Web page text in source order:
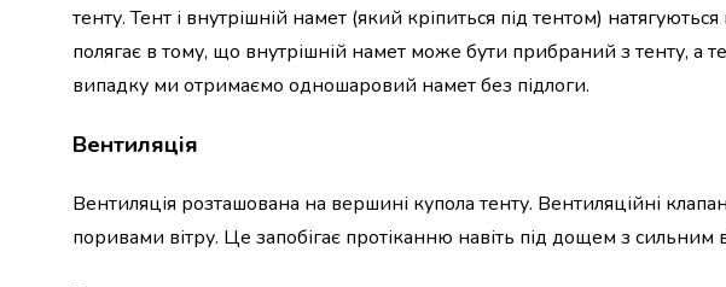
Пшоно
Консервовані
продукти
консерви
Овочева
М'ясні
консерви
тенту. Тент і внутрішній намет (який кріпиться під тентом)
полягає в тому, що внутрішній намет може бути прибраний з тенту, а
випадку ми отримаємо одношаровий намет без підлоги.
Вентиляція
Вентиляція розташована на вершині купола тенту. Вентиляційні
поривами вітру. Це запобігає протіканню навіть під дощем з сильним